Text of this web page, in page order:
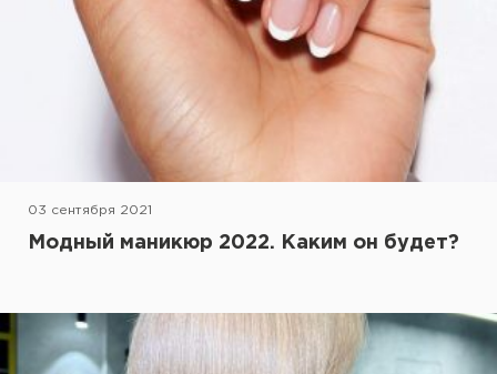
03 сентября 2021
Модный маникюр 2022. Каким он будет?